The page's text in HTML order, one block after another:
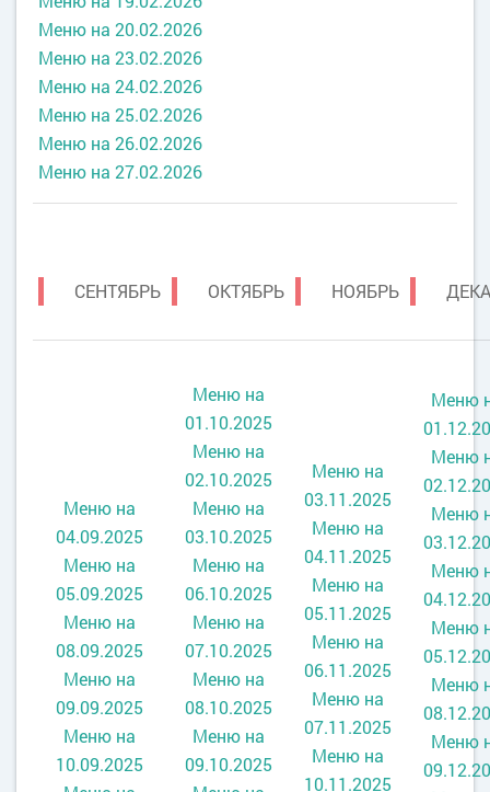
Меню на 20.02.2026
Меню на 23.02.2026
Меню на 24.02.2026
Меню на 25.02.2026
Меню на 26.02.2026
Меню на 27.02.2026
СЕНТЯБРЬ ОКТЯБРЬ НОЯБРЬ
Меню на
04.09.2025
Меню на
05.09.2025
Меню на
08.09.2025
Меню на
09.09.2025
Меню на
10.09.2025
Меню на
01.10.2025
Меню на
02.10.2025
Меню на
03.10.2025
Меню на
06.10.2025
Меню на
07.10.2025
Меню на
08.10.2025
Меню на
09.10.2025
Меню на
03.11.2025
Меню на
04.11.2025
Меню на
05.11.2025
Меню на
06.11.2025
Меню на
07.11.2025
Меню на
10.11.2025
Меню
Меню
Меню
Меню
Меню
Меню
Меню